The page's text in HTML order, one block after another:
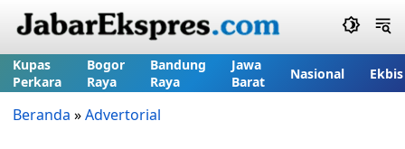
Kupas
Perkara
Bogor
Raya
Bandung
Raya
Jawa
Barat
Nasional Ekbis
Beranda »Advertorial